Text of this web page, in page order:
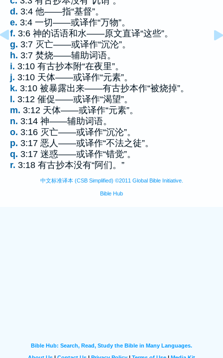
d. 3:4 他——指“基督”。
e. 3:4 一切——或译作“万物”。
f. 3:6 神的话语和水——原文直译“这些”。
g. 3:7 灭亡——或译作“沉沦”。
h. 3:7 焚烧——辅助词语。
i. 3:10 有古抄本附“在夜里”。
j. 3:10 天体——或译作“元素”。
k. 3:10 被暴露出来——有古抄本作“被烧掉”。
l. 3:12 催促——或译作“渴望”。
m. 3:12 天体——或译作“元素”。
n. 3:14 神——辅助词语。
o. 3:16 灭亡——或译作“沉沦”。
p. 3:17 恶人——或译作“不法之徒”。
q. 3:17 迷惑——或译作“错觉”。
r. 3:18 有古抄本没有“阿们。”
中文标准译本 (CSB Simplified) ©2011 Global Bible Initiative.
Bible Hub